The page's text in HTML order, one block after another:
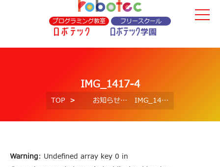
プログラミング教室 フリースクール
IMG_1417-4
TOP お知らせ IMG_1417-4
Warning: Undefined array key 0 in